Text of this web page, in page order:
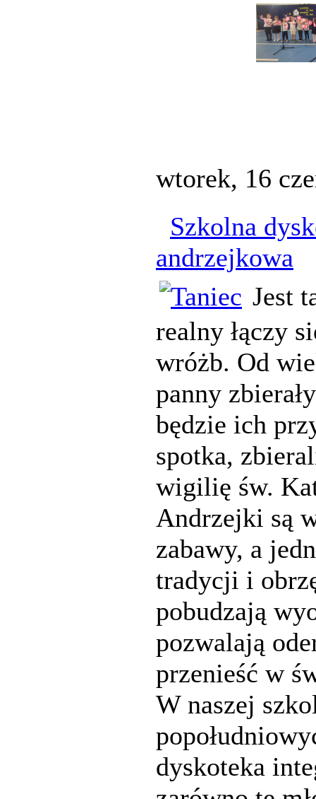
wtorek, 16
Szkolna
andrzejkowa
Jest
realny łączy
wróżb. Od
panny
będzie ich
spotka,
wigilię św.
Andrzejki są
zabawy, a
tradycji i
pobudzają
pozwalają
przenieść w
W naszej
dyskoteka